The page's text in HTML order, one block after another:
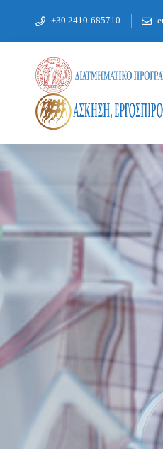
+30 2410-685710
ΜΑΘΉΜΑΤΑ